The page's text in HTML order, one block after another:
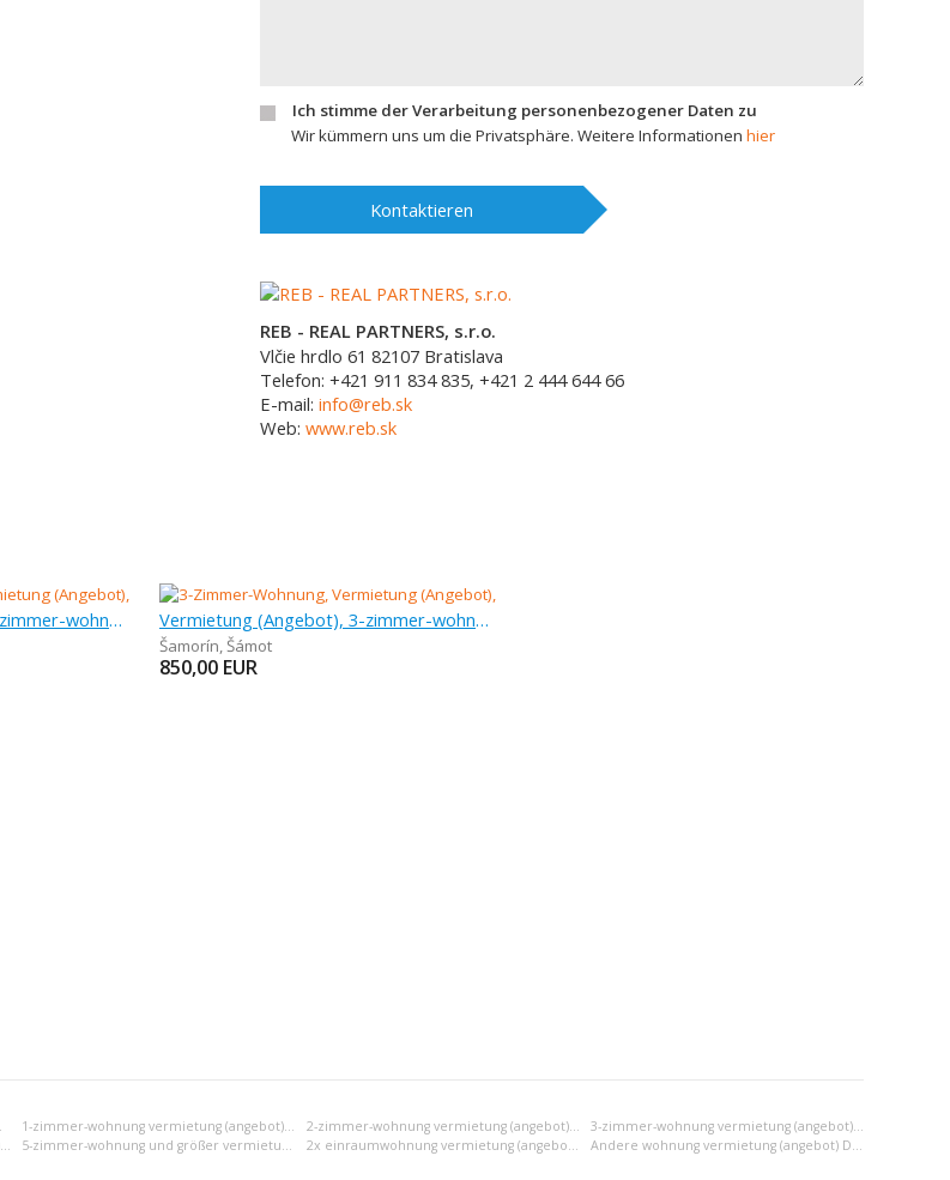
Ich stimme der Verarbeitung personenbezogener Daten zu
Wir kümmern uns um die Privatsphäre. Weitere Informationen hier
Kontaktieren
REB - REAL PARTNERS, s.r.o.
Vlčie hrdlo 61 82107 Bratislava
Telefon: +421 911 834 835, +421 2 444 644 66
E-mail: info@reb.sk
Web: www.reb.sk
Vermietung (Angebot), 3-zimmer-wohnung, 59,35 m Vermietung (Angebot), 3-zimmer-wohnung, 64,45 m
Šamorín,Šámot
850,00 EUR
Streda 1-zimmer-wohnung vermietung (angebot) Dunajská Streda 2-zimmer-wohnung vermietung (angebot) Dunajská Streda
3-zimmer-wohnung vermietung (angebot) Dunajská Streda
4-zimmer-wohnung vermietung (angebot) Dunajská Streda
5-zimmer-wohnung und größer vermietung (angebot) Dunajská Streda 2x einraumwohnung vermietung (angebot) Dunajská Streda Andere wohnung vermietung (angebot) Dunajská Streda